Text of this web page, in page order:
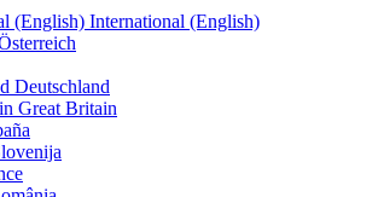
International (English)
Deutschland
Great Britain